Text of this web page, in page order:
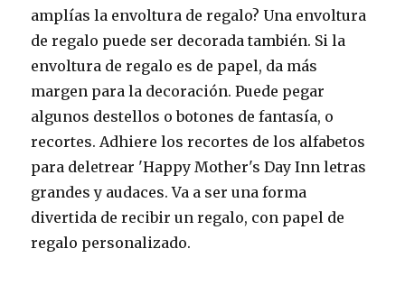
amplías la envoltura de regalo? Una envoltura
de regalo puede ser decorada también. Si la
envoltura de regalo es de papel, da más
margen para la decoración. Puede pegar
algunos destellos o botones de fantasía, o
recortes. Adhiere los recortes de los alfabetos
para deletrear 'Happy Mother's Day Inn letras
grandes y audaces. Va a ser una forma
divertida de recibir un regalo, con papel de
regalo personalizado.